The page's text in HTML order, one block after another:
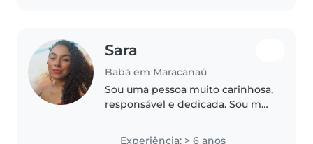
Sara
Babá em Maracanaú
Sou uma pessoa muito carinhosa,
responsável e dedicada. Sou mãe
me trouxe ainda mais
Experiência: > 6 anos